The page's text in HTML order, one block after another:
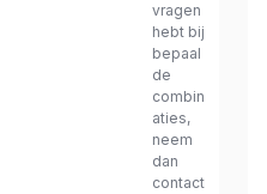
vragen
hebt bij
bepaal
de
combin
aties,
neem
dan
contact